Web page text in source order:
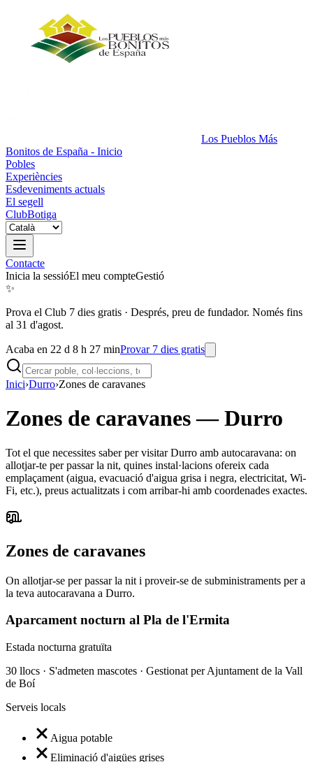
Los Pueblos Más
Bonitos de España - Inicio
Pobles
Experiències
Esdeveniments actuals
El segell
ClubBotiga
Contacte
Inicia la sessióEl meu compteGestió
✨
Prova el Club 7 dies gratis · Després, preu de fundador. Només fins
al 31 d'agost.
Acaba en 22 d 8 h 27 minProvar 7 dies gratis
Inici›Durro›Zones de caravanes
Zones de caravanes—Durro
Tot el que necessites saber per visitar Durro amb autocaravana: on
allotjar-te per passar la nit, quines instal·lacions ofereix cada
emplaçament (aigua, evacuació d'aigua grisa i negra, electricitat, Wi-
Fi, etc.), preus actualitzats i com arribar-hi amb coordenades exactes.
Zones de caravanes
On allotjar-se per passar la nit i proveir-se de subministraments per a
la teva autocaravana a Durro.
Aparcament nocturn al Pla de l'Ermita
Estada nocturna gratuïta
30 llocs · S'admeten mascotes · Gestionat per Ajuntament de la Vall
de Boí
Serveis locals
Aigua potable
Eliminació d'aigües grises